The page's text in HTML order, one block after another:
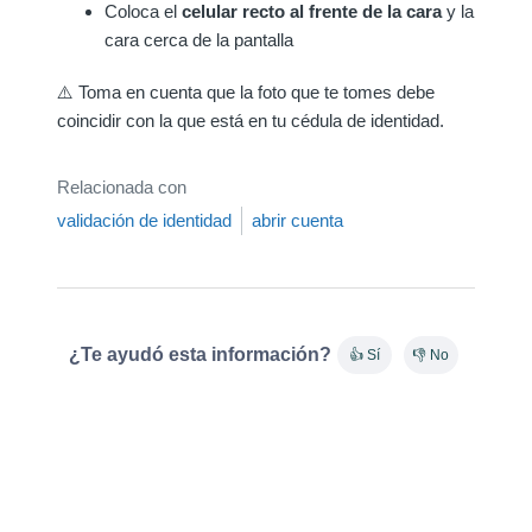
Coloca el celular recto al frente de la caray la
cara cerca de la pantalla
⚠️ Toma en cuenta que la foto que te tomes debe
coincidir con la que está en tu cédula de identidad.
Relacionada con
validación de identidad
abrir cuenta
¿Te ayudó esta información? 👍 Sí 👎 No